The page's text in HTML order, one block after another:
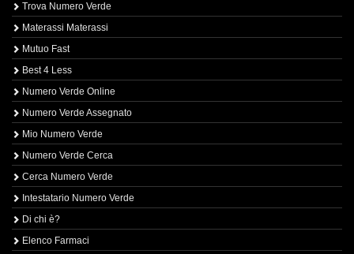
Trova Numero Verde
Materassi Materassi
Mutuo Fast
Best 4 Less
Numero Verde Online
Numero Verde Assegnato
Mio Numero Verde
Numero Verde Cerca
Cerca Numero Verde
Intestatario Numero Verde
Di chi è?
Elenco Farmaci